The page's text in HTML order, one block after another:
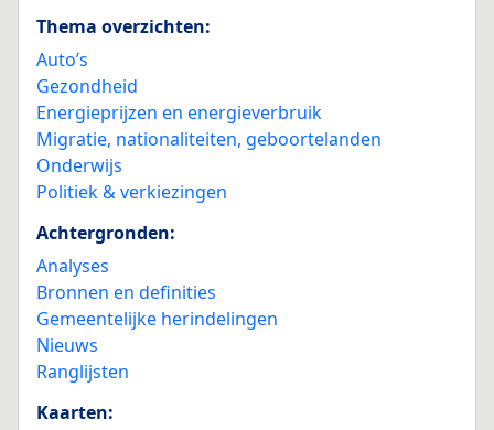
Thema overzichten:
Auto’s
Gezondheid
Energieprijzen en energieverbruik
Migratie, nationaliteiten, geboortelanden
Onderwijs
Politiek & verkiezingen
Achtergronden:
Analyses
Bronnen en definities
Gemeentelijke herindelingen
Nieuws
Ranglijsten
Kaarten: